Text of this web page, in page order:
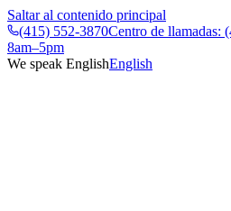
Saltar al contenido principal
(415) 552-3870Centro de
8am–5pm
We speak EnglishEnglish